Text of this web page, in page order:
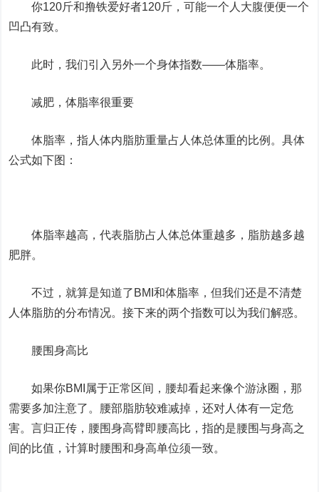
你120斤和撸铁爱好者120斤，可能一个人大腹便便一个
凹凸有致。
此时，我们引入另外一个身体指数——体脂率。
减肥，体脂率很重要
体脂率，指人体内脂肪重量占人体总体重的比例。具体
公式如下图：
体脂率越高，代表脂肪占人体总体重越多，脂肪越多越
肥胖。
不过，就算是知道了BMI和体脂率，但我们还是不清楚
人体脂肪的分布情况。接下来的两个指数可以为我们解惑。
腰围身高比
如果你BMI属于正常区间，腰却看起来像个游泳圈，那
需要多加注意了。腰部脂肪较难减掉，还对人体有一定危
害。言归正传，腰围身高臂即腰高比，指的是腰围与身高之
间的比值，计算时腰围和身高单位须一致。